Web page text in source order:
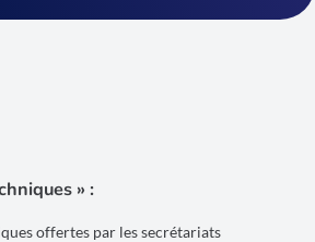
» :
offertes par les secrétariats